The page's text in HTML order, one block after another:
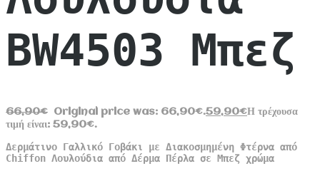
BW4503 Μπεζ
66,90€ Original price was: 66,90€.59,90€Η τρέχουσα
τιμή είναι: 59,90€.
Δερμάτινο Γαλλικό Γοβάκι με Διακοσμημένη Φτέρνα από
Chiffon Λουλούδια από Δέρμα Πέρλα σε Μπεζ χρώμα